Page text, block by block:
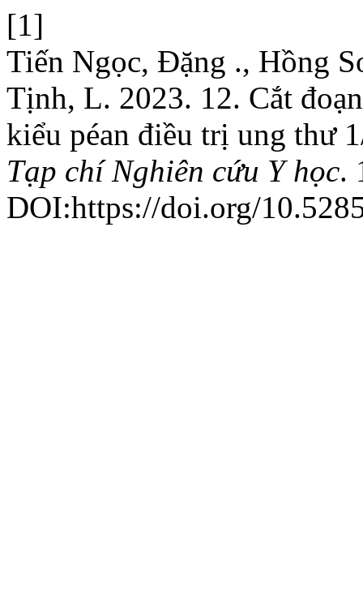
[1]
Tiến Ngọc, Đặng ., Hồng
Tịnh, L. 2023. 12. Cắt
kiểu péan điều trị ung thư
Tạp chí Nghiên cứu Y học.
DOI:https://doi.org/